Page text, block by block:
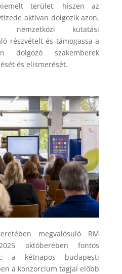
terület, hiszen az
aktívan dolgozik azon,
kutatási
részvételt és támogassa a
dolgozó szakemberek
és elismerését.
megvalósuló RM
októberében fontos
a kétnapos budapesti
a konzorcium tagjai előbb